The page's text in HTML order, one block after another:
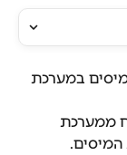
במערכת
ממערכת
המיסים.